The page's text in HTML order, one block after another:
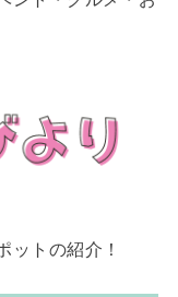
トの紹介！